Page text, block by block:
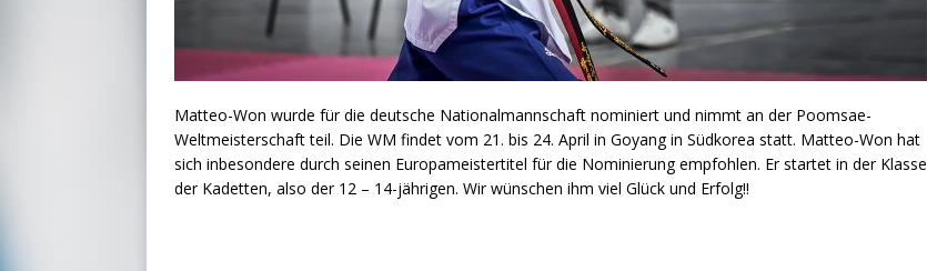
Matteo-Won wurde für die deutsche Nationalmannschaft nominiert und nimmt an der Poomsae-
Weltmeisterschaft teil. Die WM findet vom 21. bis 24. April in Goyang in Südkorea statt. Matteo-Won hat
sich inbesondere durch seinen Europameistertitel für die Nominierung empfohlen. Er startet in der Klasse
der Kadetten, also der 12 – 14-jährigen. Wir wünschen ihm viel Glück und Erfolg!!